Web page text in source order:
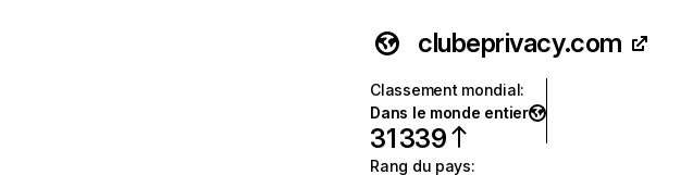
clubeprivacy.com
Classement mondial:
Dans le monde entier
31 339
Rang du pays: